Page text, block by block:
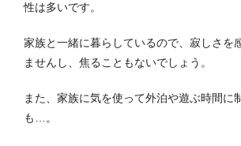
性は多いです。
家族と一緒に暮らしているので、寂しさを
ませんし、焦ることもないでしょう。
また、家族に気を使って外泊や遊ぶ時間に
も…。